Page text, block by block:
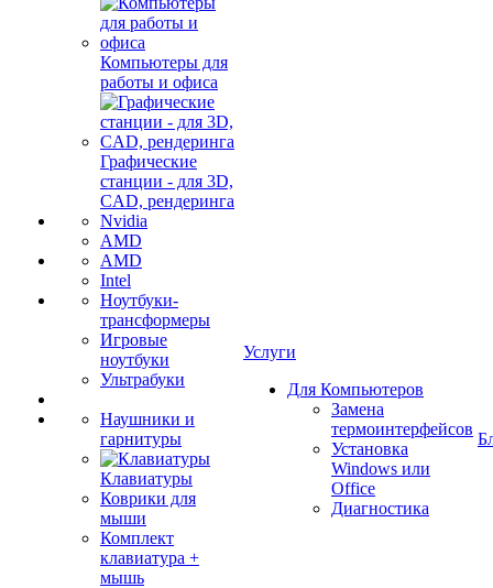
Компьютеры для
работы и офиса
Графические
станции - для 3D,
CAD, рендеринга
Nvidia
AMD
AMD
Intel
Ноутбуки-
трансформеры
Игровые
ноутбуки
Ультрабуки
Наушники и
гарнитуры
Клавиатуры
Коврики для
мыши
Комплект
клавиатура +
мышь
Услуги
Для Компьютеров
Замена
термоинтерфейсов
Установка
Windows или
Office
Диагностика